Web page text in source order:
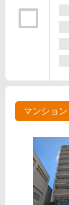
マンション